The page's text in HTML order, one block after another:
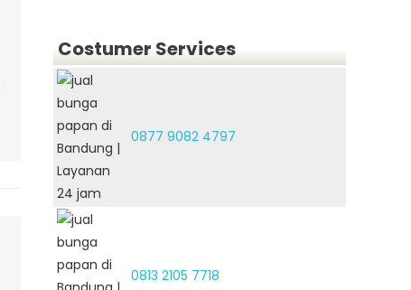
Costumer Services
0877 9082 4797
0813 2105 7718